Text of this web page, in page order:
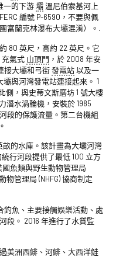
一的下游壩溫尼伯索基河上
編號 P-6590，不要與佩
富蘭克林瀑布大壩混淆）。.
80 英尺，高約 22 英尺。它
充氣式 山頂門 ，於 2008 年安
接大壩和弓街發電站以及一
與河灣發電站連接起來。 1
側，與史蒂文斯磨坊 1 號大樓
潛水渦輪機，安裝於 1985
段的保護流量。第二台機組
的水庫。該計畫為大壩河灣
行河段提供了最低 100 立方
魚類與野生動物管理局
物管理局 (NHFG) 協商制定
釣魚、主要接觸娛樂活動、處
段。 2016 年進行了水質監
美洲西鯡、河鯡、大西洋鮭